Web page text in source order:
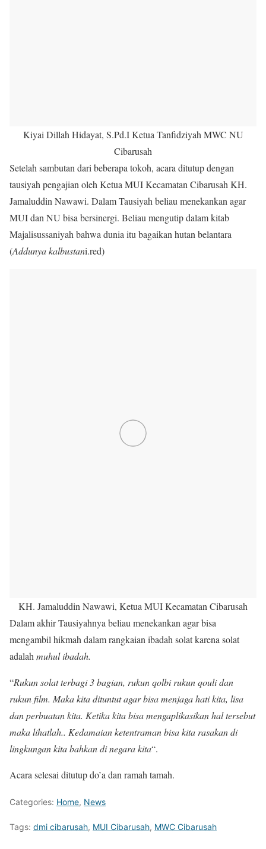
Kiyai Dillah Hidayat, S.Pd.I Ketua Tanfidziyah MWC NU
Cibarusah
Setelah sambutan dari beberapa tokoh, acara ditutup dengan
tausiyah pengajian oleh Ketua MUI Kecamatan Cibarusah KH.
Jamaluddin Nawawi. Dalam Tausiyah beliau menekankan agar
MUI dan NU bisa bersinergi. Beliau mengutip dalam kitab
Majalisussaniyah bahwa dunia itu bagaikan hutan belantara
(Addunya kalbustani.red)
KH. Jamaluddin Nawawi, Ketua MUI Kecamatan Cibarusah
Dalam akhir Tausiyahnya beliau menekankan agar bisa
mengambil hikmah dalam rangkaian ibadah solat karena solat
adalah muhul ibadah.
“Rukun solat terbagi 3 bagian, rukun qolbi rukun qouli dan
rukun film. Maka kita dituntut agar bisa menjaga hati kita, lisa
dan perbuatan kita. Ketika kita bisa mengaplikasikan hal tersebut
maka lihatlah.. Kedamaian ketentraman bisa kita rasakan di
lingkungan kita bahkan di negara kita“.
Acara selesai ditutup do’a dan ramah tamah.
Categories: Home, News
Tags: dmi cibarusah, MUI Cibarusah, MWC Cibarusah